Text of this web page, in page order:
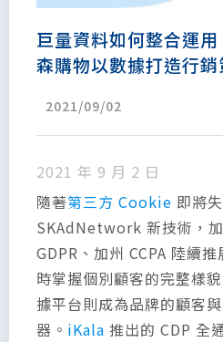
巨量資料如何整合運
森購物以數據打造行銷
2021/09/02
2021 年 9 月 2 日
隨著第三方 Cookie 即將
SKAdNetwork 新技術，
GDPR、加州 CCPA 陸續
時掌握個別顧客的完整樣
據平台則成為品牌的顧客
器。 iKala 推出的 CDP 全